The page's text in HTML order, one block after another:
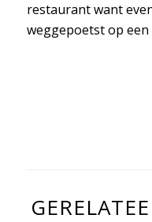
restaurant want
weggepoetst op een